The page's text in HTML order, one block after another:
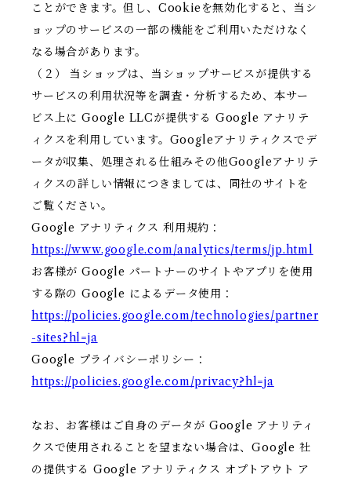
ことができます。但し、Cookieを無効化すると、当シ
ョップのサービスの一部の機能をご利用いただけなく
なる場合があります。
（２） 当ショップは、当ショップサービスが提供する
サービスの利用状況等を調査・分析するため、本サー
ビス上に Google LLCが提供する Google アナリテ
ィクスを利用しています。Googleアナリティクスでデ
ータが収集、処理される仕組みその他Googleアナリテ
ィクスの詳しい情報につきましては、同社のサイトを
ご覧ください。
Google アナリティクス 利用規約：
https://www.google.com/analytics/terms/jp.html
お客様が Google パートナーのサイトやアプリを使用
する際の Google によるデータ使用：
https://policies.google.com/technologies/partner
-sites?hl=ja
Google プライバシーポリシー：
https://policies.google.com/privacy?hl=ja
なお、お客様はご自身のデータが Google アナリティ
クスで使用されることを望まない場合は、Google 社
の提供する Google アナリティクス オプトアウト ア